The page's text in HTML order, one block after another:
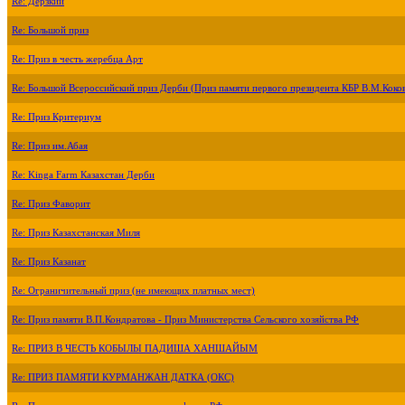
Re: Большой приз
Re: Приз в честь жеребца Арт
Re: Большой Всероссийский приз Дерби (Приз памяти первого президента КБР
Re: Приз Критериум
Re: Приз им.Абая
Re: Kinga Farm Казахстан Дерби
Re: Приз Фаворит
Re: Приз Казахстанская Миля
Re: Приз Казанат
Re: Ограничительный приз (не имеющих платных мест)
Re: Приз памяти В.П.Кондратова - Приз Министерства Сельского хозяйства РФ
Re: ПРИЗ В ЧЕСТЬ КОБЫЛЫ ПАДИША ХАНШАЙЫМ
Re: ПРИЗ ПАМЯТИ КУРМАНЖАН ДАТКА (ОКС)